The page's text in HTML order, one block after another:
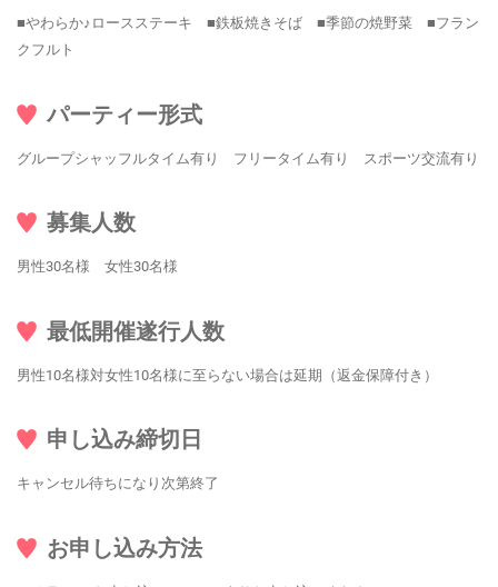
■やわらか♪ロースステーキ ■鉄板焼きそば ■季節の焼野菜 ■フラン
クフルト
パーティー形式
グループシャッフルタイム有り フリータイム有り スポーツ交流有り
募集人数
男性30名様 女性30名様
最低開催遂行人数
男性10名様対女性10名様に至らない場合は延期（返金保障付き）
申し込み締切日
キャンセル待ちになり次第終了
お申し込み方法